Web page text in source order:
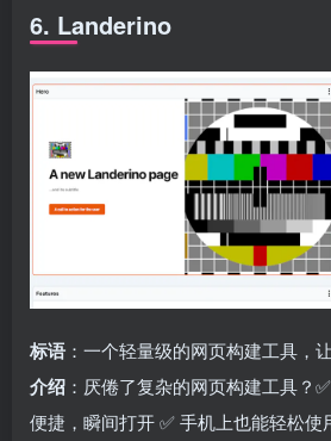
6. Landerino
标语 ：一个轻量级的网页构建工具，
介绍 ：厌倦了复杂的网页构建工具？
便捷，瞬间打开 ✅ 手机上也能轻松使